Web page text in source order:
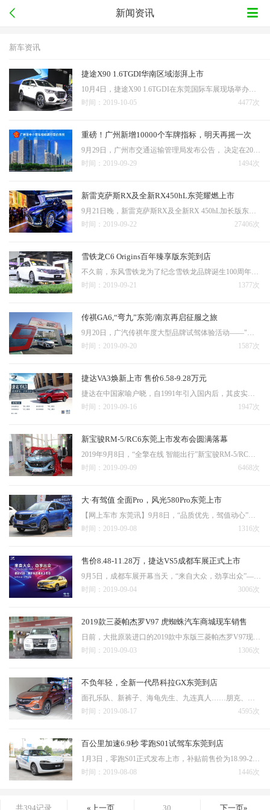
新闻资讯
新车资讯
捷途X90 1.6TGDI华南区域澎湃上市
10月4日，捷途X90 1.6TGDI在东莞国际车展现场举办了华南区域上市会，在40余家主流媒体及众多客户的关注下，X90 1.6TGDI上市会现场被瞬间引爆，优雅的小提琴、热辣的舞蹈、六口之家奇妙的旅行故事再加上靓丽的车模，让整个捷途展台成为东莞车展上一大亮点。本次上市发布的…
4477次
时间：2019-10-05
重磅！广州新增10000个车牌指标，明天再摇一次
9月29日，广州市交通运输管理局发布公告， 决定在2019年9月份额外增加一次中小客车普通车增量指标摇号活动，新增小客车指标10000个，其中，个人指标9000个。↑图为9月25日竞价结果详细通告如下：↑点击查看大图需要指出的是，这批指标有效期至2019年12月31日，逾期未使用…
1494次
时间：2019-09-29
新雷克萨斯RX及全新RX450hL东莞耀燃上市
9月21日晚，新雷克萨斯RX及全新RX 450hL加长版东莞区域上市发布会在民盈国贸城盛大举行。新RX家族产品价值全面提升，共推出12款车型，包括2款动力总成、2种车身尺寸和3种座舱布局，厂商建议零售价为39.8万元—79.9万元。其中，中期改款的RX300和RX450h分别推出6款和2款车…
27406次
时间：2019-09-22
雪铁龙C6 Origins百年臻享版东莞到店
不久前，东风雪铁龙为了纪念雪铁龙品牌诞生100周年，针对旗下“总统座驾”C6推出了百年纪念款型——C6 Origins百年臻享版车型。日前，限量销售的C6 Origins百年臻享版车型实车已经运抵虎蜘蛛汽车商城，并在展厅开放体验。包含Origins百年臻享版在内，2019款的雪铁龙C6共推…
1377次
时间：2019-09-21
传祺GA6,“弯九”东莞/南京再启征服之旅
9月20日，广汽传祺年度大型品牌试驾体验活动——"全新一代传祺GA6全民体验季“暨“没有弯道的传祺世界第9季"活动，在南京和东莞双城启幕。广汽传祺众多车主、客户和媒体朋友们热血集结，挑战极限性能，共同谱写一场精彩绝伦的竞速传奇。体验区全面升级，多维度…
1587次
时间：2019-09-20
捷达VA3焕新上市 售价6.58-9.28万元
捷达在中国家喻户晓，自1991年引入国内后，其皮实耐用、稳定可靠的品质便迅速赢得用户认可。从此这款德系轿车开挂般风靡中国，28年间驶入440多万用户生活，被誉为“车坛常青树。2019年2月26日，捷达品牌在德国狼堡正式发布，从一部车变成了大众品牌子品牌，初期导入两款S…
1947次
时间：2019-09-16
新宝骏RM-5/RC6东莞上市发布会圆满落幕
2019年9月8日，“全擎在线 智能出行”新宝骏RM-5/RC东莞站上市发布会在东莞广物宝骏4S店隆重举办，同时推出新宝骏旗下的两款全新跨界车型RM-5/RC-6，新宝骏RM-5售价8.68-12.08万元，新宝骏RC-6售价8.48-12.38万元，全系标配新宝骏车联网系统。客户签到开场舞表演叛逆”、…
6468次
时间：2019-09-09
大·有驾值 全面Pro，风光580Pro东莞上市
【网上车市 东莞讯】9月8日，“品质优先，驾值动心”超级都市SUV——风光580Pro东莞站上市发布会在悦莱花园酒店隆重举办，共推出领航、智领、驭领共计4款车型，官方指导价官方指导价9.29万元-12.09万元。风光580Pro的推出是东风风光在汽车行业变革环境下，洞悉用户需求，…
1316次
时间：2019-09-08
售价8.48-11.28万，捷达VS5成都车展正式上市
9月5日，成都车展开幕当天，“来自大众，劲享出众”——一汽大众捷达VS5正式上市，新车共推出五个车型，售价区间为：8.48-11.28万元，会员购车立减3000元。新车亮点：捷达VS5与奥迪Q2、大众探歌同源，采用大众 MQB A1平台打造，搭载1.4T引擎+6AT进口变速箱，以黄金动力实…
3006次
时间：2019-09-04
2019款三菱帕杰罗V97 虎蜘蛛汽车商城现车销售
日前，大批原装进口的2019款中东版三菱帕杰罗V97现车已运抵虎蜘蛛汽车商城东莞总店，可批发、可零售，店内购车包上牌。
1306次
时间：2019-09-03
不负年轻，全新一代昂科拉GX东莞到店
面孔乐队、新裤子、海龟先生、九连真人……朋克、雷鬼、不插电……著名亚洲音乐人吴青峰、中国流行音乐节著名音乐人张亚东、国内著名节目编辑及制作人马东，集众位业界大神之力打造的音乐节目《乐队的夏天》决赛完结，一路走来，真的给了我们火热的夏天。别克昂科拉GX作为…
4595次
时间：2019-08-17
百公里加速6.9秒 零跑S01试驾车东莞到店
1月3日，零跑S01正式发布上市，补贴前售价为18.99-22.99万元，补贴后售价11.99-15.99万元。6月6日，零跑S01量产车型正式下线，新车开启批量交付。继6月初展车运抵东莞后，零跑S01的试驾车也于日前运抵虎蜘蛛汽车商城东莞总店，关注零跑的车友们可以前往店内试驾体验，感受…
1446次
时间：2019-08-08
共394记录 «上一页 30 下一页»